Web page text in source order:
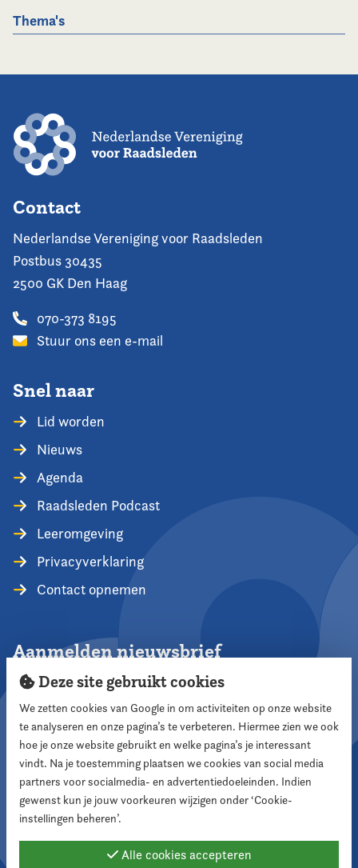
Thema's
Contact
Nederlandse Vereniging voor Raadsleden
Postbus 30435
2500 GK Den Haag
070-373 8195
Stuur ons een e-mail
Snel naar
Lid worden
Nieuws
Agenda
Raadsleden Podcast
Leeromgeving
Privacyverklaring
Contact opnemen
Aanmelden nieuwsbrief
Aanmelden
Volg ons
Deze site gebruikt cookies
We zetten cookies van Google in om activiteiten op onze website
te analyseren en onze pagina’s te verbeteren. Hiermee zien we ook
hoe je onze website gebruikt en welke pagina’s je interessant
vindt. Na je toestemming plaatsen we cookies van social media
partners voor socialmedia- en advertentiedoeleinden. Indien
gewenst kun je jouw voorkeuren wijzigen onder ‘Cookie-
instellingen beheren’.
Alle cookies accepteren